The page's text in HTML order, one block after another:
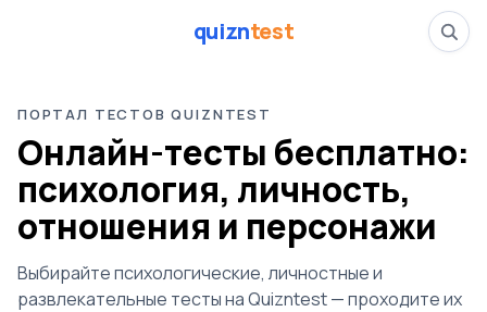
quizntest
ПОРТАЛ ТЕСТОВ QUIZNTEST
Онлайн-тесты бесплатно:
психология, личность,
отношения и персонажи
Выбирайте психологические, личностные и
развлекательные тесты на Quizntest — проходите их